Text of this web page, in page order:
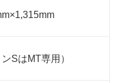
SはMT専用）